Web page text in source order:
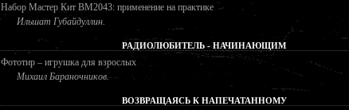
Набор Мастер Кит ВМ2043: применение на практике
Ильшат Губайдуллин.
РАДИОЛЮБИТЕЛЬ - НАЧИНАЮЩИМ
Фототир – игрушка для взрослых
Михаил Бараночников.
ВОЗВРАЩАЯСЬ К НАПЕЧАТАННОМУ